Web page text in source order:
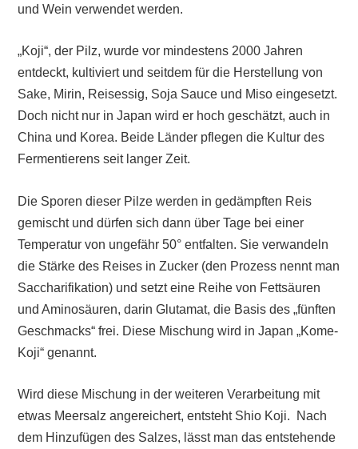
und Wein verwendet werden.
„Koji“, der Pilz, wurde vor mindestens 2000 Jahren
entdeckt, kultiviert und seitdem für die Herstellung von
Sake, Mirin, Reisessig, Soja Sauce und Miso eingesetzt.
Doch nicht nur in Japan wird er hoch geschätzt, auch in
China und Korea. Beide Länder pflegen die Kultur des
Fermentierens seit langer Zeit.
Die Sporen dieser Pilze werden in gedämpften Reis
gemischt und dürfen sich dann über Tage bei einer
Temperatur von ungefähr 50° entfalten. Sie verwandeln
die Stärke des Reises in Zucker (den Prozess nennt man
Saccharifikation) und setzt eine Reihe von Fettsäuren
und Aminosäuren, darin Glutamat, die Basis des „fünften
Geschmacks“ frei. Diese Mischung wird in Japan „Kome-
Koji“ genannt.
Wird diese Mischung in der weiteren Verarbeitung mit
etwas Meersalz angereichert, entsteht Shio Koji. Nach
dem Hinzufügen des Salzes, lässt man das entstehende